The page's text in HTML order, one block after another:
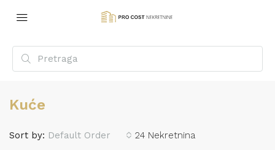
Kuće
24 Nekretnina
Sort by: Default Order